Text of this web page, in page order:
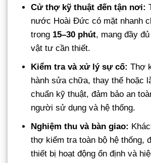
Cử thợ kỹ thuật đến tận nơi:
nước Hoài Đức có mặt nhanh
trong 15–30 phút, mang đầy
vật tư cần thiết.
Kiểm tra và xử lý sự cố: Thợ
hành sửa chữa, thay thế hoặc
chuẩn kỹ thuật, đảm bảo an
người sử dụng và hệ thống.
Nghiệm thu và bàn giao:
thợ kiểm tra toàn bộ hệ thống,
thiết bị hoạt động ổn định và